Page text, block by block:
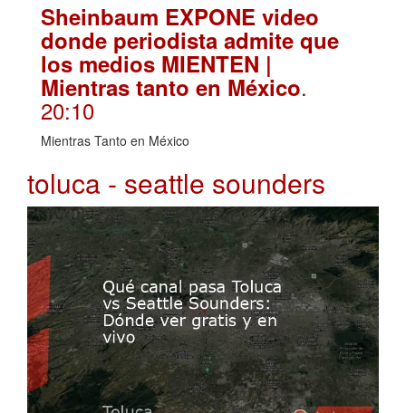
Sheinbaum EXPONE video
donde periodista admite que
los medios MIENTEN |
Mientras tanto en México.
20:10
Mientras Tanto en México
toluca - seattle sounders